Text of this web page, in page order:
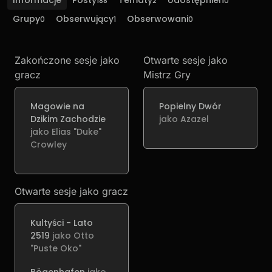
Grupy0 Obserwujący1 Obserwowani0
Zakończone sesje jako
gracz
Magowie na
Dzikim Zachodzie
jako Elias "Duke"
Crowley
Otwarte sesje jako
Mistrz Gry
Popielny Dwór
jako Azazel
Otwarte sesje jako gracz
Kultyści - Lato
2519 jako Otto
"Puste Oko"